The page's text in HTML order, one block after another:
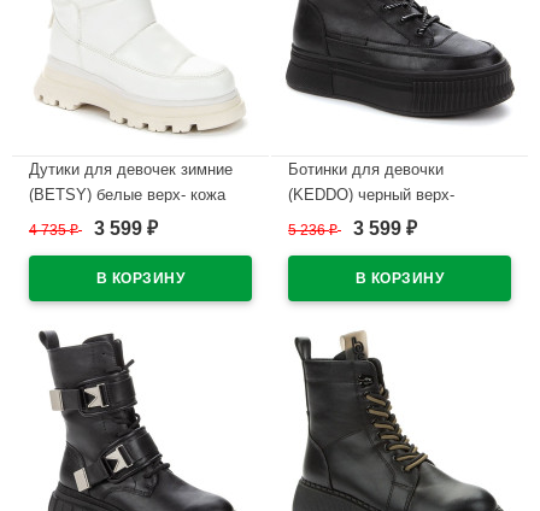
Дутики для девочек зимние
(BETSY) белые верх- кожа
подкладка -искусственная
4 735₽ 3 599 ₽
Ботинки для девочки
(KEDDO) черный верх-
искуственная кожа подкладка
артикул 838116/01-03
5 236₽ 3 599 ₽